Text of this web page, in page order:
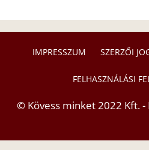
IMPRESSZUM SZERZŐI
FELHASZNÁLÁSI
© Kövess minket 2022 Kft.